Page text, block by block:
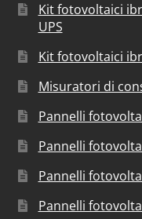
Kit fotovoltaici
UPS
Kit fotovoltaici
Misuratori di
Pannelli
Pannelli
Pannelli
Pannelli